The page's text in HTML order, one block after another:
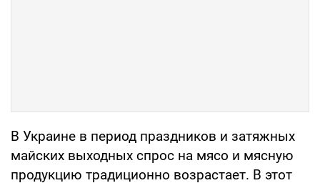
В Украине в период праздников и затяжных
майских выходных спрос на мясо и мясную
продукцию традиционно возрастает. В этот